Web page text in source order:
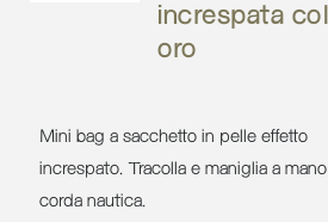
increspata
oro
Mini bag a sacchetto in pelle effetto
increspato. Tracolla e maniglia a
corda nautica.